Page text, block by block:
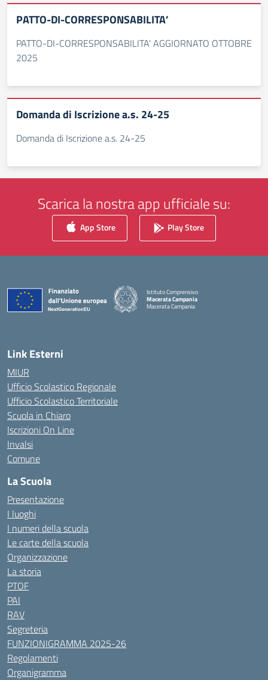
PATTO-DI-CORRESPONSABILITA’
PATTO-DI-CORRESPONSABILITA' AGGIORNATO OTTOBRE
2025
Domanda di Iscrizione a.s. 24-25
Domanda di Iscrizione a.s. 24-25
Scarica la nostra app ufficiale su:
App Store Play Store
Istituto Comprensivo
Macerata Campania
Macerata Campania
— Visita la pagina iniziale della scuola
Link Esterni
MIUR
Ufficio Scolastico Regionale
Ufficio Scolastico Territoriale
Scuola in Chiaro
Iscrizioni On Line
Invalsi
Comune
La Scuola
Presentazione
I luoghi
I numeri della scuola
Le carte della scuola
Organizzazione
La storia
PTOF
PAI
RAV
Segreteria
FUNZIONIGRAMMA 2025-26
Regolamenti
Organigramma